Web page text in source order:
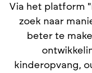
Via het platform
zoek naar
beter te
kinderopvang,